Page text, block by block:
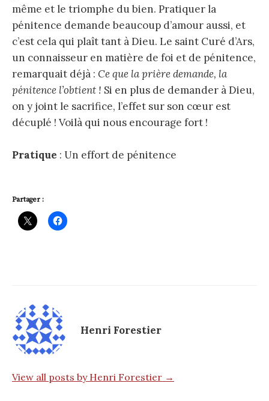
même et le triomphe du bien. Pratiquer la
pénitence demande beaucoup d’amour aussi, et
c’est cela qui plaît tant à Dieu. Le saint Curé d’Ars,
un connaisseur en matière de foi et de pénitence,
remarquait déjà : Ce que la prière demande, la
pénitence l’obtient ! Si en plus de demander à Dieu,
on y joint le sacrifice, l’effet sur son cœur est
décuplé ! Voilà qui nous encourage fort !
Pratique : Un effort de pénitence
Partager :
Henri Forestier
View all posts by Henri Forestier →